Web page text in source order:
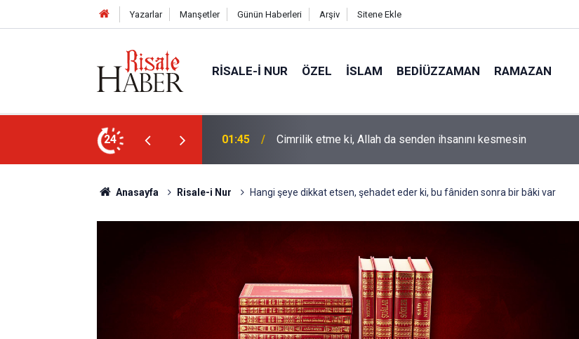
Yazarlar Manşetler Günün Haberleri Arşiv Sitene Ekle
RISALE-I NUR ÖZEL İSLAM BEDIÜZZAMAN RAMAZAN
24
bu kelime ile saadet-i ebediye müjdesine
01:45 Cimrilik etme ki, Allah da senden ihsanını kesmesin
Anasayfa Risale-i Nur Hangi şeye dikkat etsen, şehadet eder ki, bu fâniden sonra bir bâki var